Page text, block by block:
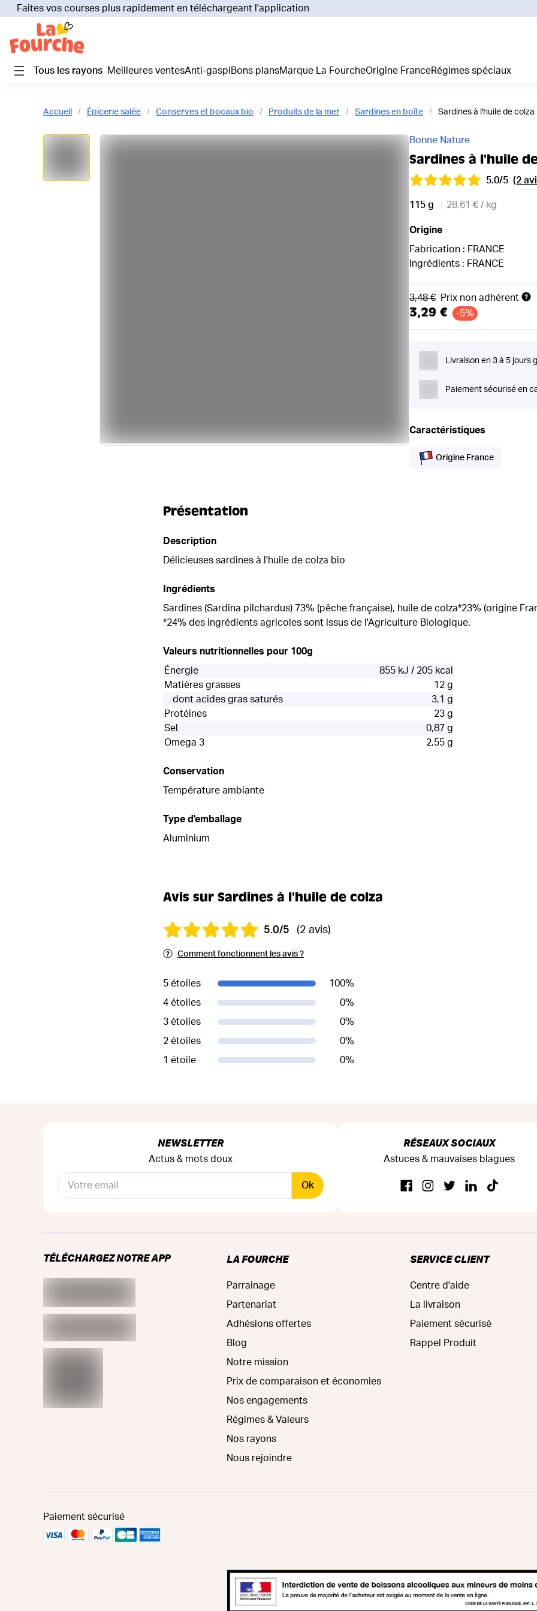
Faites vos courses plus rapidement en téléchargeant l'application
Nos
Je
Tous les rayons Meilleures ventes Anti-gaspi Bons plans Marque La Fourche Origine France Régimes spéciaux
Accueil Épicerie salée Conserves et bocaux bio Produits de la mer Sardines en boîte Sardines à l'huile de colza
Bonne Nature
Sardines à l'huile
5.0/5 (2
115 g 28,61 € / kg
Origine
Fabrication : FRANCE
Ingrédients : FRANCE
Ancien prix
3,48 € Prix non adhérent
3,29 € -5%
Livraison en 3 à 5 jours
Paiement sécurisé en
Caractéristiques
Origine France
Présentation
Description
Délicieuses sardines à l'huile de colza bio
Ingrédients
Sardines (Sardina pilchardus) 73% (pêche française), huile de colza*23% (origine
*24% des ingrédients agricoles sont issus de l'Agriculture Biologique.
Valeurs nutritionnelles pour 100g
Énergie
855 kJ / 205 kcal
Matières grasses
12 g
dont acides gras saturés
3,1 g
Protéines
23 g
Sel
0,87 g
Omega 3
2,55 g
Conservation
Température ambiante
Type d'emballage
Aluminium
Avis sur Sardines à l'huile de colza
5.0/5 (2 avis)
Comment fonctionnent les avis ?
5 étoiles 100%
4 étoiles
0%
3 étoiles
0%
2 étoiles
0%
1 étoile
0%
NEWSLETTER
Actus & mots doux
Ok
RÉSEAUX SOCIAUX
Astuces & mauvaises blagues
TÉLÉCHARGEZ NOTRE APP LA FOURCHE
Parrainage
Partenariat
Adhésions offertes
Blog
Notre mission
Prix de comparaison et économies
Nos engagements
Régimes & Valeurs
Nos rayons
Nous rejoindre
SERVICE CLIENT
Centre d'aide
La livraison
Paiement sécurisé
Rappel Produit
Paiement sécurisé